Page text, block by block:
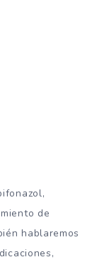
de
hablaremos